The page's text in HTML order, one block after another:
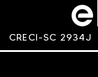
CRECI-SC 2934J